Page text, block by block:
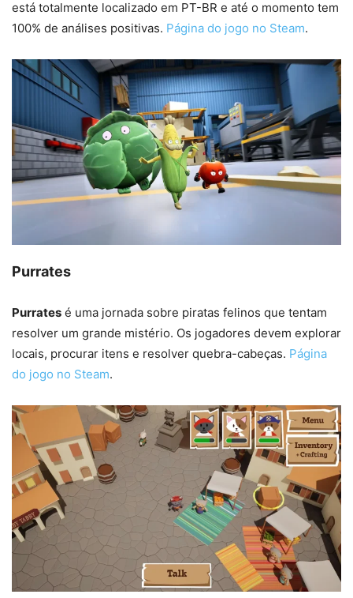
está totalmente localizado em PT-BR e até o momento tem
100% de análises positivas. Página do jogo no Steam.
Purrates
Purrates é uma jornada sobre piratas felinos que tentam
resolver um grande mistério. Os jogadores devem explorar
locais, procurar itens e resolver quebra-cabeças. Página
do jogo no Steam.